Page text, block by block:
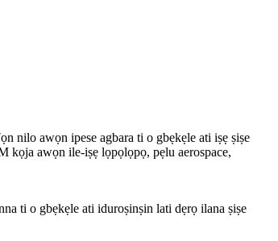
nilo awọn ipese agbara ti o gbẹkẹle ati iṣẹ ṣiṣe
awọn ile-iṣẹ lọpọlọpọ, pẹlu aerospace,
ti o gbẹkẹle ati iduroṣinṣin lati dẹrọ ilana ṣiṣe